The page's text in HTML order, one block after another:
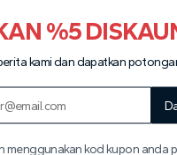
%5
kami dan dapatkan
menggunakan kod kupon anda